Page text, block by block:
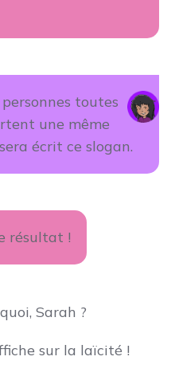
toutes
une même
écrit ce slogan.
résultat !
Sarah ?
sur la laïcité !